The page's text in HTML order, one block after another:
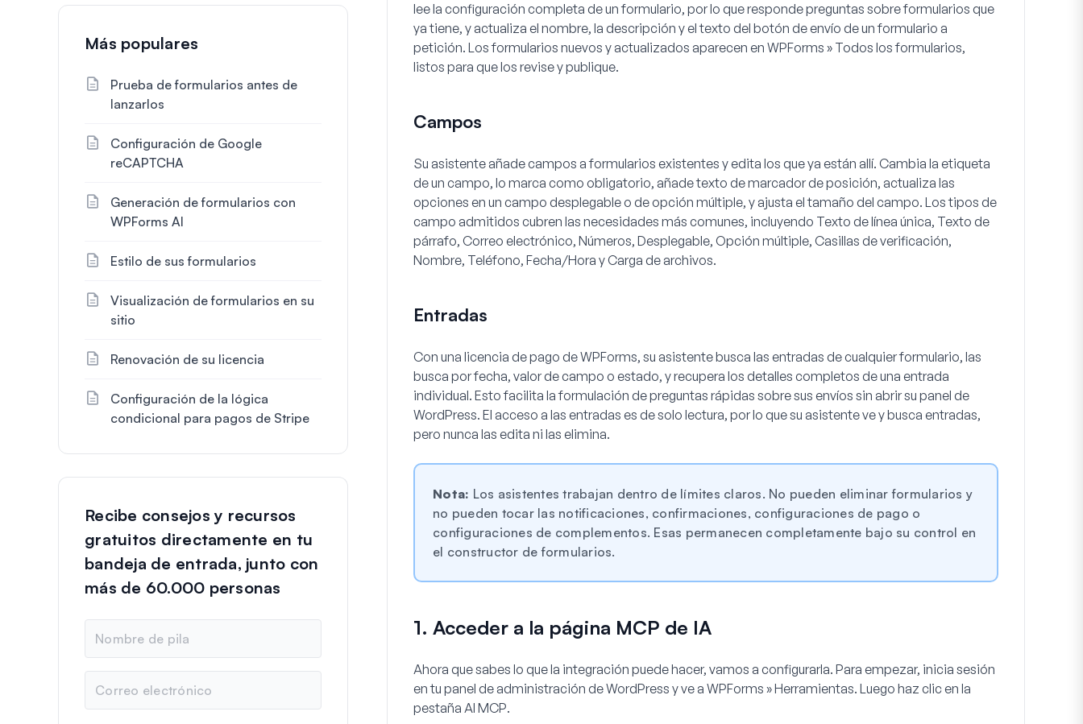
lee la configuración completa de un formulario, por lo que responde preguntas sobre formularios que
ya tiene, y actualiza el nombre, la descripción y el texto del botón de envío de un formulario a
petición. Los formularios nuevos y actualizados aparecen en WPForms » Todos los formularios,
listos para que los revise y publique.
Campos
Su asistente añade campos a formularios existentes y edita los que ya están allí. Cambia la etiqueta
de un campo, lo marca como obligatorio, añade texto de marcador de posición, actualiza las
opciones en un campo desplegable o de opción múltiple, y ajusta el tamaño del campo. Los tipos de
campo admitidos cubren las necesidades más comunes, incluyendo Texto de línea única, Texto de
párrafo, Correo electrónico, Números, Desplegable, Opción múltiple, Casillas de verificación,
Nombre, Teléfono, Fecha/Hora y Carga de archivos.
Entradas
Con una licencia de pago de WPForms, su asistente busca las entradas de cualquier formulario, las
busca por fecha, valor de campo o estado, y recupera los detalles completos de una entrada
individual. Esto facilita la formulación de preguntas rápidas sobre sus envíos sin abrir su panel de
WordPress. El acceso a las entradas es de solo lectura, por lo que su asistente ve y busca entradas,
pero nunca las edita ni las elimina.
Nota: Los asistentes trabajan dentro de límites claros. No pueden eliminar formularios y
no pueden tocar las notificaciones, confirmaciones, configuraciones de pago o
configuraciones de complementos. Esas permanecen completamente bajo su control en
el constructor de formularios.
1. Acceder a la página MCP de IA
Ahora que sabes lo que la integración puede hacer, vamos a configurarla. Para empezar, inicia sesión
en tu panel de administración de WordPress y ve a WPForms » Herramientas. Luego haz clic en la
pestaña AI MCP.
Más populares
Prueba de formularios antes de
lanzarlos
Configuración de Google
reCAPTCHA
Generación de formularios con
WPForms AI
Estilo de sus formularios
Visualización de formularios en su
sitio
Renovación de su licencia
Configuración de la lógica
condicional para pagos de Stripe
Recibe consejos y recursos
gratuitos directamente en tu
bandeja de entrada, junto con
más de 60.000 personas
m
b
r